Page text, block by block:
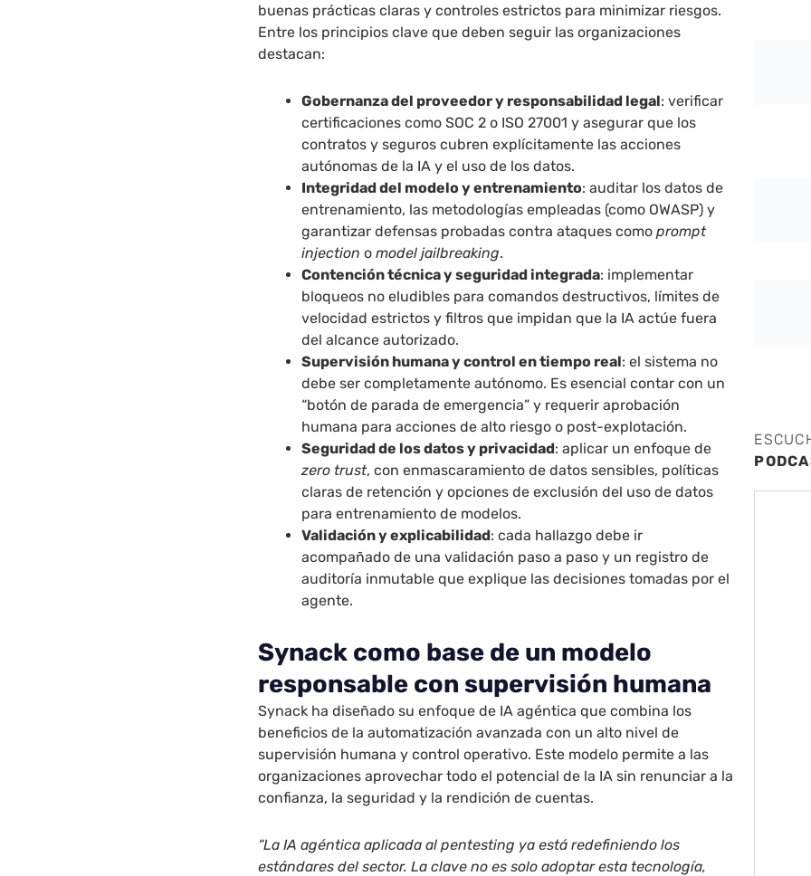
buenas prácticas claras y controles estrictos para minimizar riesgos.
Entre los principios clave que deben seguir las organizaciones
destacan:
Gobernanza del proveedor y responsabilidad legal: verificar
certificaciones como SOC 2 o ISO 27001 y asegurar que los
contratos y seguros cubren explícitamente las acciones
autónomas de la IA y el uso de los datos.
Integridad del modelo y entrenamiento: auditar los datos de
entrenamiento, las metodologías empleadas (como OWASP) y
garantizar defensas probadas contra ataques comoprompt
injection omodel jailbreaking.
Contención técnica y seguridad integrada: implementar
bloqueos no eludibles para comandos destructivos, límites de
velocidad estrictos y filtros que impidan que la IA actúe fuera
del alcance autorizado.
Supervisión humana y control en tiempo real: el sistema no
debe ser completamente autónomo. Es esencial contar con un
“botón de parada de emergencia” y requerir aprobación
humana para acciones de alto riesgo o post-explotación.
Seguridad de los datos y privacidad: aplicar un enfoque de
zero trust, con enmascaramiento de datos sensibles, políticas
claras de retención y opciones de exclusión del uso de datos
para entrenamiento de modelos.
Validación y explicabilidad: cada hallazgo debe ir
acompañado de una validación paso a paso y un registro de
auditoría inmutable que explique las decisiones tomadas por el
agente.
Synack como base de un modelo
responsable con supervisión humana
Synack ha diseñado su enfoque de IA agéntica que combina los
beneficios de la automatización avanzada con un alto nivel de
supervisión humana y control operativo. Este modelo permite a las
organizaciones aprovechar todo el potencial de la IA sin renunciar a la
confianza, la seguridad y la rendición de cuentas.
“La IA agéntica aplicada al pentesting ya está redefiniendo los
estándares del sector. La clave no es solo adoptar esta tecnología,